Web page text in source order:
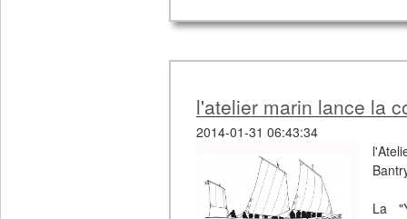
l'atelier marin lance la
2014-01-31 06:43:34
La